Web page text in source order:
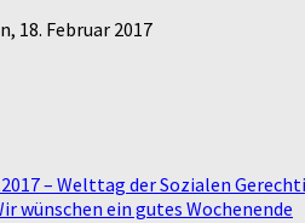
18. Februar 2017
– Welttag der Sozialen
wünschen ein gutes Wochenende